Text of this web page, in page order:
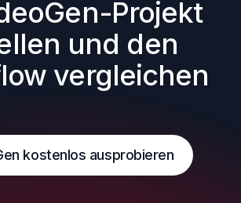
Projekt
und den
vergleichen
kostenlos ausprobieren